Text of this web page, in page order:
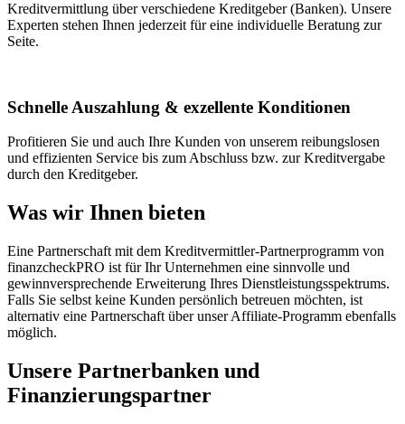
Kreditvermittlung über verschiedene Kreditgeber (Banken). Unsere
Experten stehen Ihnen jederzeit für eine individuelle Beratung zur
Seite.
Schnelle Auszahlung & exzellente Konditionen
Profitieren Sie und auch Ihre Kunden von unserem reibungslosen
und effizienten Service bis zum Abschluss bzw. zur Kreditvergabe
durch den Kreditgeber.
Was wir Ihnen bieten
Eine Partnerschaft mit dem Kreditvermittler-Partnerprogramm von
finanzcheckPRO ist für Ihr Unternehmen eine sinnvolle und
gewinnversprechende Erweiterung Ihres Dienstleistungsspektrums.
Falls Sie selbst keine Kunden persönlich betreuen möchten, ist
alternativ eine Partnerschaft über unser Affiliate-Programm ebenfalls
möglich.
Unsere Partnerbanken und
Finanzierungspartner